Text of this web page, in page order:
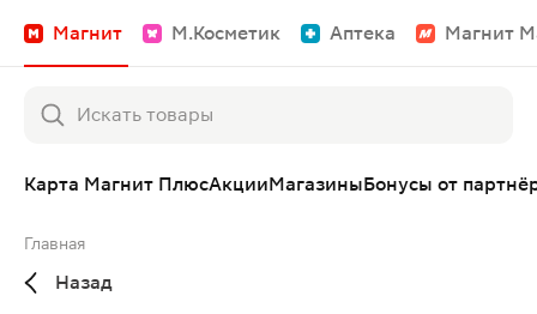
Магнит М.Косметик Аптека Магнит
Карта Магнит ПлюсАкцииМагазиныБонусы от
Главная
Назад